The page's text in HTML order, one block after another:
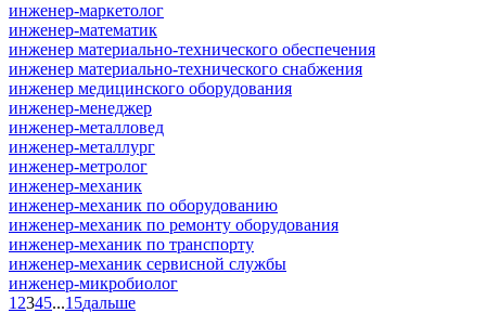
инженер-маркетолог
инженер-математик
инженер материально-технического обеспечения
инженер материально-технического снабжения
инженер медицинского оборудования
инженер-менеджер
инженер-металловед
инженер-металлург
инженер-метролог
инженер-механик
инженер-механик по оборудованию
инженер-механик по ремонту оборудования
инженер-механик по транспорту
инженер-механик сервисной службы
инженер-микробиолог
1 2345...15дальше